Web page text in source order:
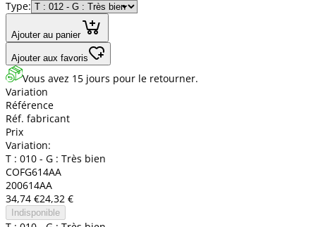
Type:
Ajouter au panier
Ajouter aux favoris
Vous avez 15 jours pour le retourner.
Variation
Référence
Réf. fabricant
Prix
Variation:
T : 010 - G : Très bien
COFG614AA
200614AA
34,74 €24,32 €
Indisponible